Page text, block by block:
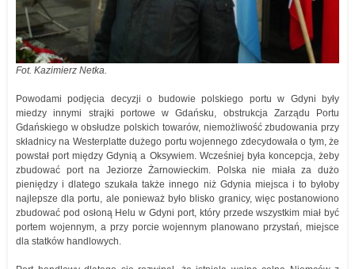
Fot. Kazimierz Netka.
Powodami podjęcia decyzji o budowie polskiego portu w Gdyni były
miedzy innymi strajki portowe w Gdańsku, obstrukcja Zarządu Portu
Gdańskiego w obsłudze polskich towarów, niemożliwość zbudowania przy
składnicy na Westerplatte dużego portu wojennego zdecydowała o tym, że
powstał port między Gdynią a Oksywiem. Wcześniej była koncepcja, żeby
zbudować port na Jeziorze Żarnowieckim. Polska nie miała za dużo
pieniędzy i dlatego szukała także innego niż Gdynia miejsca i to byłoby
najlepsze dla portu, ale ponieważ było blisko granicy, więc postanowiono
zbudować pod osłoną Helu w Gdyni port, który przede wszystkim miał być
portem wojennym, a przy porcie wojennym planowano przystań, miejsce
dla statków handlowych.